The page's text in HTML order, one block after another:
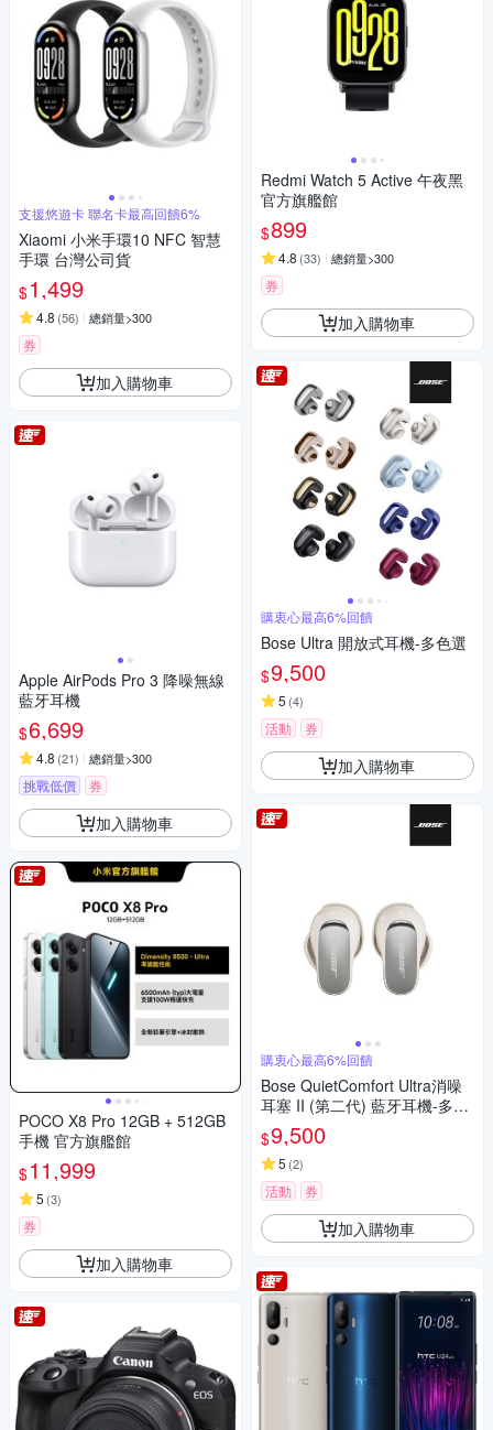
支援悠遊卡 聯名卡最高回饋6%
Xiaomi 小米手環10 NFC 智慧
手環 台灣公司貨
$1,499
4.8 (56) 總銷量>300
券
加入購物車
Apple AirPods Pro 3 降噪無線
藍牙耳機
$6,699
4.8 (21) 總銷量>300
挑戰低價 券
加入購物車
POCO X8 Pro 12GB + 512GB
手機 官方旗艦館
$11,999
5 (3)
券
加入購物車
Redmi Watch 5 Active 午夜黑
官方旗艦館
$899
4.8 (33) 總銷量>300
券
加入購物車
購衷心最高6%回饋
Bose Ultra 開放式耳機-多色選
$9,500
5 (4)
活動 券
加入購物車
購衷心最高6%回饋
Bose QuietComfort Ultra消噪
耳塞 II (第二代) 藍牙耳機-多色
選
$9,500
5 (2)
活動 券
加入購物車